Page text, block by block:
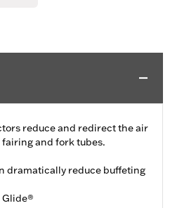
reduce and redirect the air
and fork tubes.
dramatically reduce buffeting
Glide®